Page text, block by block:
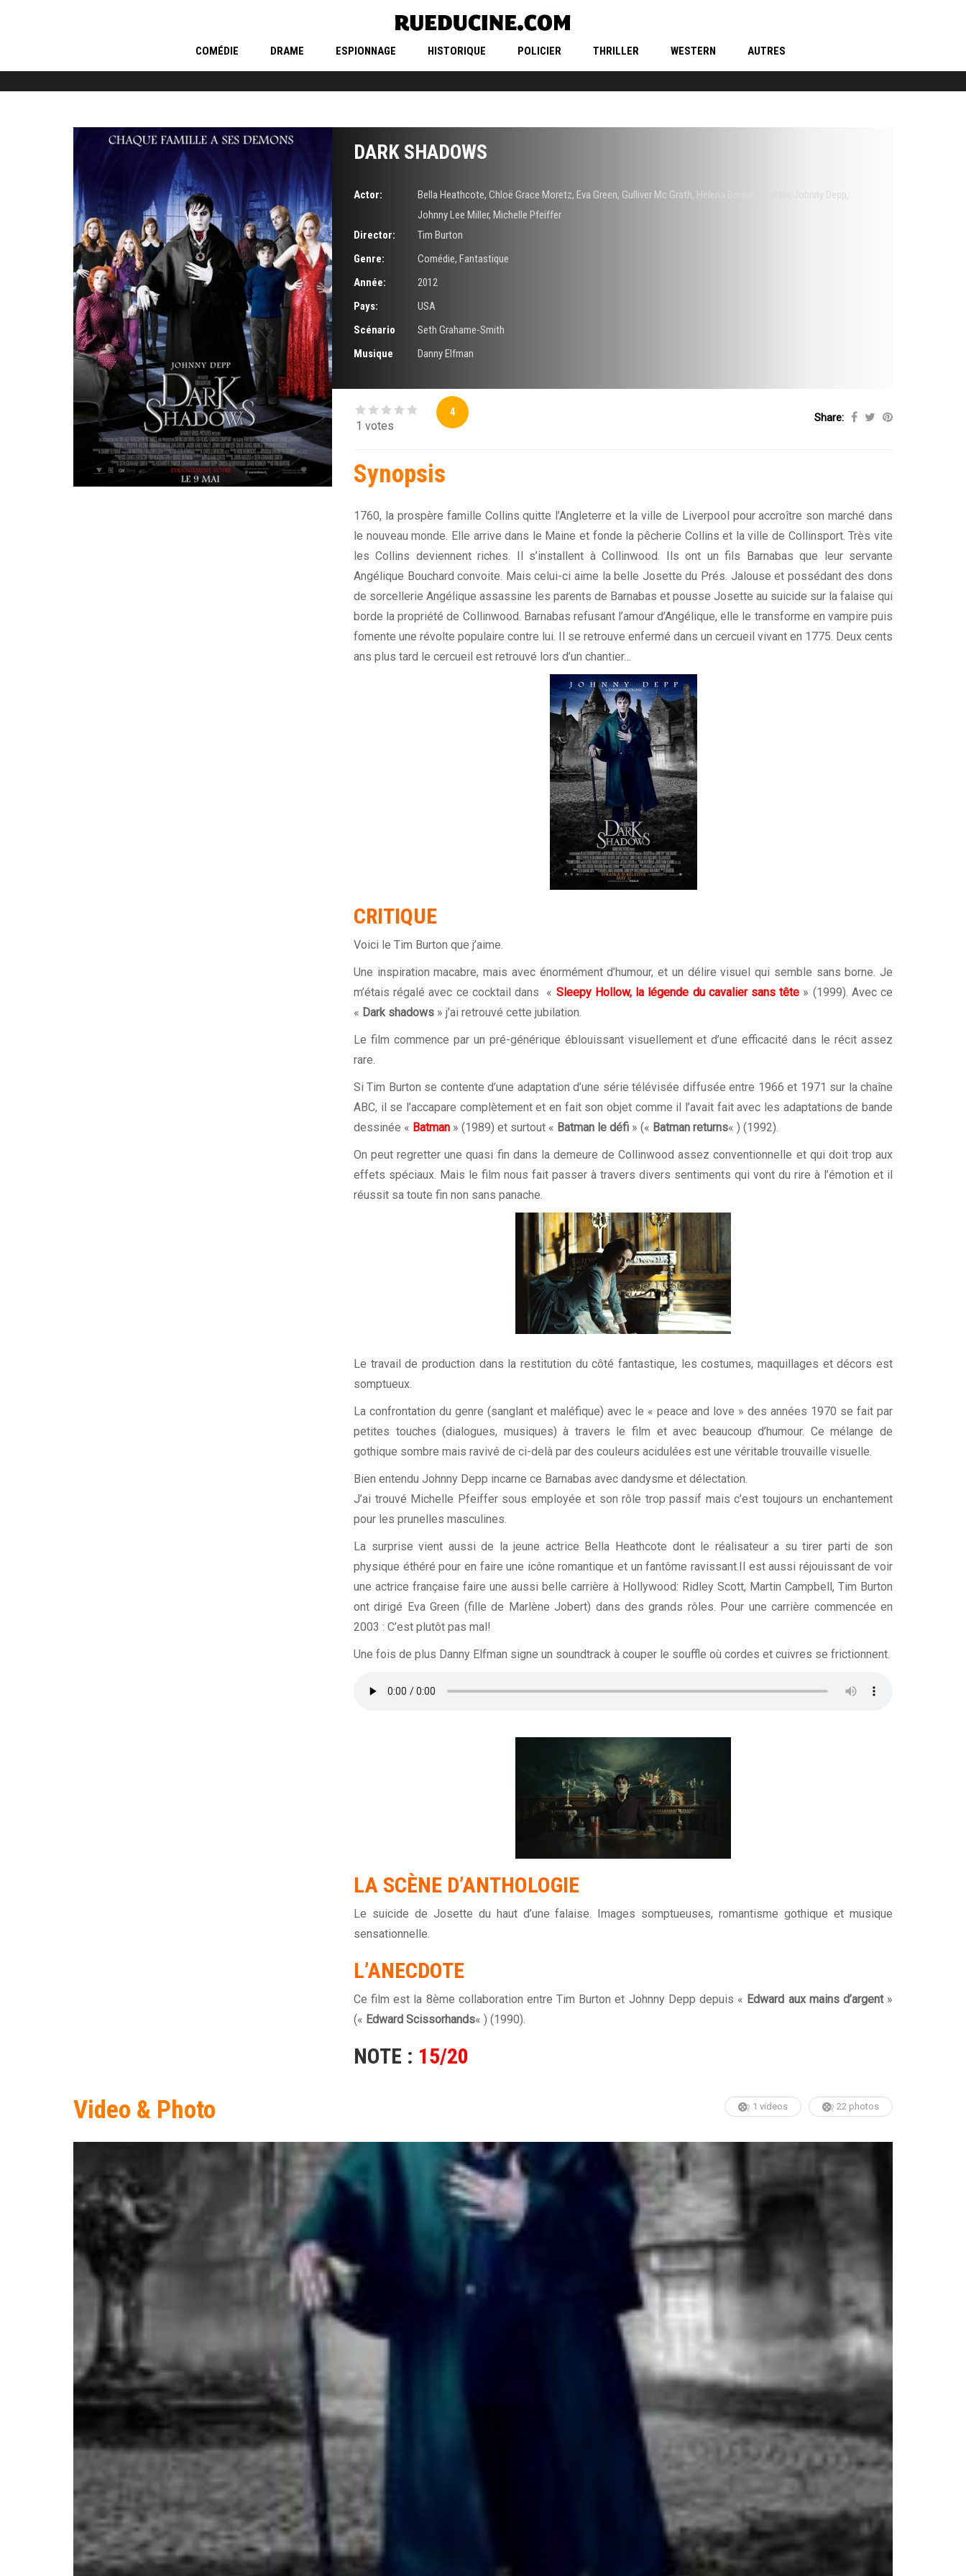
COMÉDIE DRAME ESPIONNAGE HISTORIQUE POLICIER THRILLER WESTERN AUTRES
DARK SHADOWS
Actor: Bella Heathcote, Chloë Grace Moretz, Eva Green, Gulliver Mc Grath, Helena Bonham Carter Johnny Depp,
Johnny Lee Miller, Michelle Pfeiffer
Director:
Tim Burton
Genre:
Comédie, Fantastique
Année:
2012
Pays:
USA
Scénario
Seth Grahame-Smith
Musique
Danny Elfman
1 votes
4 Share:
Synopsis
1760, la prospère famille Collins quitte l’Angleterre et la ville de Liverpool pour accroître son marché dans
le nouveau monde. Elle arrive dans le Maine et fonde la pêcherie Collins et la ville de Collinsport. Très vite
les Collins deviennent riches. Il s’installent à Collinwood. Ils ont un fils Barnabas que leur servante
Angélique Bouchard convoite. Mais celui-ci aime la belle Josette du Prés. Jalouse et possédant des dons
de sorcellerie Angélique assassine les parents de Barnabas et pousse Josette au suicide sur la falaise qui
borde la propriété de Collinwood. Barnabas refusant l’amour d’Angélique, elle le transforme en vampire puis
fomente une révolte populaire contre lui. Il se retrouve enfermé dans un cercueil vivant en 1775. Deux cents
ans plus tard le cercueil est retrouvé lors d’un chantier…
CRITIQUE
Voici le Tim Burton que j’aime.
Une inspiration macabre, mais avec énormément d’humour, et un délire visuel qui semble sans borne. Je
m’étais régalé avec ce cocktail dans « Sleepy Hollow, la légende du cavalier sans tête » (1999). Avec ce
« Dark shadows » j’ai retrouvé cette jubilation.
Le film commence par un pré-générique éblouissant visuellement et d’une efficacité dans le récit assez
rare.
Si Tim Burton se contente d’une adaptation d’une série télévisée diffusée entre 1966 et 1971 sur la chaîne
ABC, il se l’accapare complètement et en fait son objet comme il l’avait fait avec les adaptations de bande
dessinée « Batman » (1989) et surtout « Batman le défi » (« Batman returns« ) (1992).
On peut regretter une quasi fin dans la demeure de Collinwood assez conventionnelle et qui doit trop aux
effets spéciaux. Mais le film nous fait passer à travers divers sentiments qui vont du rire à l’émotion et il
réussit sa toute fin non sans panache.
Le travail de production dans la restitution du côté fantastique, les costumes, maquillages et décors est
somptueux.
La confrontation du genre (sanglant et maléfique) avec le « peace and love » des années 1970 se fait par
petites touches (dialogues, musiques) à travers le film et avec beaucoup d’humour. Ce mélange de
gothique sombre mais ravivé de ci-delà par des couleurs acidulées est une véritable trouvaille visuelle.
Bien entendu Johnny Depp incarne ce Barnabas avec dandysme et délectation.
J’ai trouvé Michelle Pfeiffer sous employée et son rôle trop passif mais c’est toujours un enchantement
pour les prunelles masculines.
La surprise vient aussi de la jeune actrice Bella Heathcote dont le réalisateur a su tirer parti de son
physique éthéré pour en faire une icône romantique et un fantôme ravissant.Il est aussi réjouissant de voir
une actrice française faire une aussi belle carrière à Hollywood: Ridley Scott, Martin Campbell, Tim Burton
ont dirigé Eva Green (fille de Marlène Jobert) dans des grands rôles. Pour une carrière commencée en
2003 : C’est plutôt pas mal!
Une fois de plus Danny Elfman signe un soundtrack à couper le souffle où cordes et cuivres se frictionnent.
LA SCÈNE D’ANTHOLOGIE
Le suicide de Josette du haut d’une falaise. Images somptueuses, romantisme gothique et musique
sensationnelle.
L’ANECDOTE
Ce film est la 8ème collaboration entre Tim Burton et Johnny Depp depuis « Edward aux mains d’argent»
(« Edward Scissorhands« ) (1990).
NOTE : 15/20
Video & Photo 1 videos 22 photos